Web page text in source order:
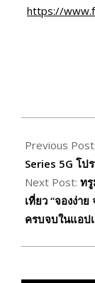
https://
03-
01
Previous Post:
Series 5G โ
Next Post: ทรู
เที่ยว “จองง่า
ครบจบในแอป